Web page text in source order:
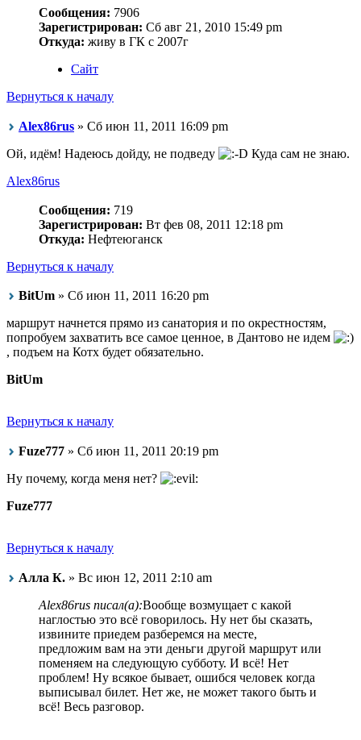
Сообщения: 7906
Зарегистрирован: Сб авг 21, 2010 15:49 pm
Откуда: живу в ГК с 2007г
Сайт
Вернуться к началу
Alex86rus » Сб июн 11, 2011 16:09 pm
Ой, идём! Надеюсь дойду, не подведу
Куда сам не знаю.
Alex86rus
Сообщения: 719
Зарегистрирован: Вт фев 08, 2011 12:18 pm
Откуда: Нефтеюганск
Вернуться к началу
BitUm » Сб июн 11, 2011 16:20 pm
маршрут начнется прямо из санатория и по окрестностям,
попробуем захватить все самое ценное, в Дантово не идем
, подъем на Котх будет обязательно.
BitUm
Вернуться к началу
Fuze777 » Сб июн 11, 2011 20:19 pm
Ну почему, когда меня нет?
Fuze777
Вернуться к началу
Алла К. » Вс июн 12, 2011 2:10 am
Alex86rus писал(а):Вообще возмущает с какой
наглостью это всё говорилось. Ну нет бы сказать,
извините приедем разберемся на месте,
предложим вам на эти деньги другой маршрут или
поменяем на следующую субботу. И всё! Нет
проблем! Ну всякое бывает, ошибся человек когда
выписывал билет. Нет же, не может такого быть и
всё! Весь разговор.